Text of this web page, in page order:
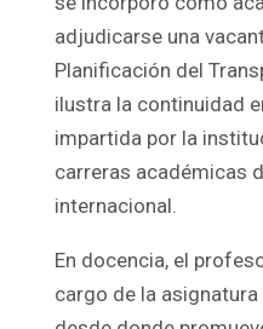
adjudicarse una
Planificación del
ilustra la continuidad
impartida por la
carreras académicas
internacional.
En docencia, el
cargo de la